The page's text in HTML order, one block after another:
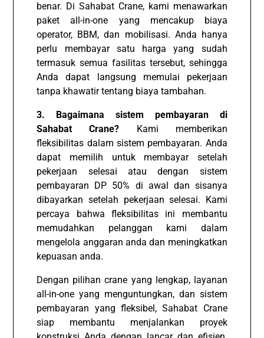
benar. Di Sahabat Crane, kami menawarkan
paket all-in-one yang mencakup biaya
operator, BBM, dan mobilisasi. Anda hanya
perlu membayar satu harga yang sudah
termasuk semua fasilitas tersebut, sehingga
Anda dapat langsung memulai pekerjaan
tanpa khawatir tentang biaya tambahan.
3. Bagaimana sistem pembayaran di
Sahabat Crane? Kami memberikan
fleksibilitas dalam sistem pembayaran. Anda
dapat memilih untuk membayar setelah
pekerjaan selesai atau dengan sistem
pembayaran DP 50% di awal dan sisanya
dibayarkan setelah pekerjaan selesai. Kami
percaya bahwa fleksibilitas ini membantu
memudahkan pelanggan kami dalam
mengelola anggaran anda dan meningkatkan
kepuasan anda.
Dengan pilihan crane yang lengkap, layanan
all-in-one yang menguntungkan, dan sistem
pembayaran yang fleksibel, Sahabat Crane
siap membantu menjalankan proyek